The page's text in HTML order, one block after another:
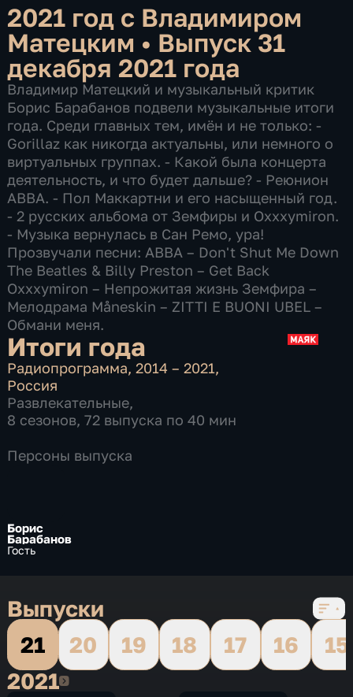
2021 год с Владимиром
Матецким • Выпуск 31
декабря 2021 года
Владимир Матецкий и музыкальный критик
Борис Барабанов подвели музыкальные итоги
года. Среди главных тем, имён и не только: -
Gorillaz как никогда актуальны, или немного о
виртуальных группах. - Какой была концерта
деятельность, и что будет дальше? - Реюнион
АВВА. - Пол Маккартни и его насыщенный год.
- 2 русских альбома от Земфиры и Oxxxymiron.
- Музыка вернулась в Сан Ремо, ура!
Прозвучали песни: ABBA – Don't Shut Me Down
The Beatles & Billy Preston – Get Back
Oxxxymiron – Непрожитая жизнь Земфира –
Мелодрама Måneskin – ZITTI E BUONI UBEL –
Обмани меня.
Итоги года
Радиопрограмма,2014 – 2021,
Россия
Развлекательные,
8 сезонов, 72 выпуска по 40 мин
Персоны выпуска
Борис
Барабанов
Гость
Выпуски
21
20 19 18 17 16
15
20212021